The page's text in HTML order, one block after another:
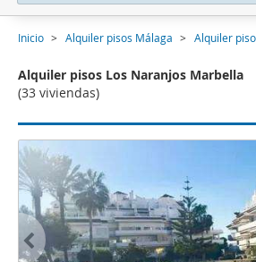
Inicio Alquiler pisos Málaga Alquiler
Alquiler pisos Los Naranjos Marbella
(33 viviendas)